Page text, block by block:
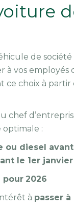
de
à vos employés
ce choix à
chef
optimale :
ou diesel
le 1er janvier
pour 2026
à passer